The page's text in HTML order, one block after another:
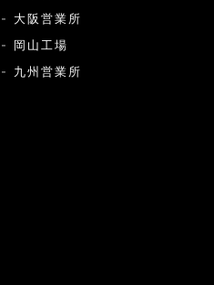
- 大阪営業所
- 岡山工場
- 九州営業所